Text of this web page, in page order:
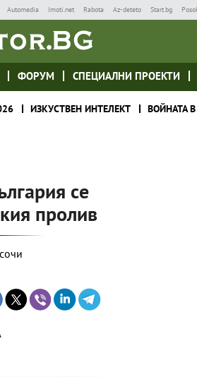
Automedia Imoti.net Rabota Az-deteto Start.bg
ФОРУМ СПЕЦИАЛНИ ПРОЕКТИ
ИЗКУСТВЕН ИНТЕЛЕКТ ВОЙНАТА
се
пролив